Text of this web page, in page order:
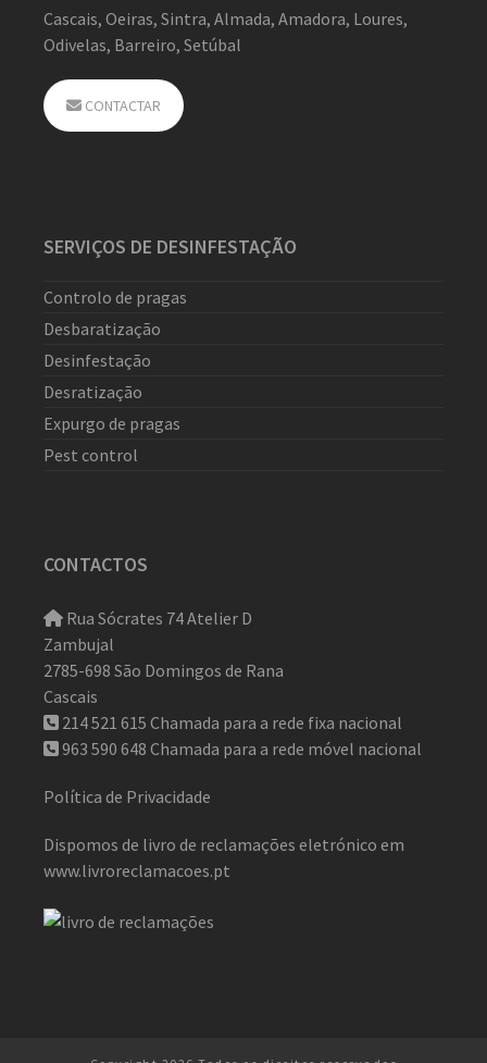
Cascais, Oeiras, Sintra, Almada, Amadora, Loures,
Odivelas, Barreiro, Setúbal
CONTACTAR
SERVIÇOS DE DESINFESTAÇÃO
Controlo de pragas
Desbaratização
Desinfestação
Desratização
Expurgo de pragas
Pest control
CONTACTOS
Rua Sócrates 74 Atelier D
Zambujal
2785-698 São Domingos de Rana
Cascais
214 521 615 Chamada para a rede fixa nacional
963 590 648 Chamada para a rede móvel nacional
Política de Privacidade
Dispomos de livro de reclamações eletrónico em
www.livroreclamacoes.pt